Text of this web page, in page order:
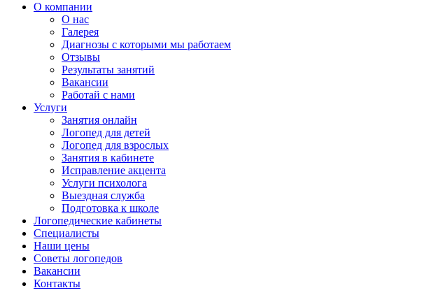
О компании
О нас
Галерея
Диагнозы с которыми мы работаем
Отзывы
Результаты занятий
Вакансии
Работай с нами
Услуги
Занятия онлайн
Логопед для детей
Логопед для взрослых
Занятия в кабинете
Исправление акцента
Услуги психолога
Выездная служба
Подготовка к школе
Логопедические кабинеты
Специалисты
Наши цены
Советы логопедов
Вакансии
Контакты